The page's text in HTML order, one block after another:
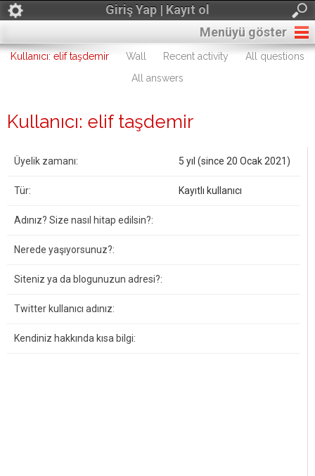
Giriş Yap | Kayıt ol
Menüyü göster
Kullanıcı: elif taşdemir Wall Recent activity
All questions
All answers
Kullanıcı: elif taşdemir
Üyelik zamanı: 5 yıl (since 20 Ocak 2021)
Tür: Kayıtlı kullanıcı
Adınız? Size nasıl hitap edilsin?:
Nerede yaşıyorsunuz?:
Siteniz ya da blogunuzun adresi?:
Twitter kullanıcı adınız:
Kendiniz hakkında kısa bilgi: